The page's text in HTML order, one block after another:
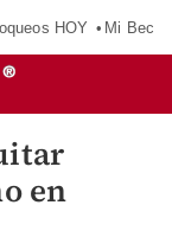
HOY Mi Beca
en